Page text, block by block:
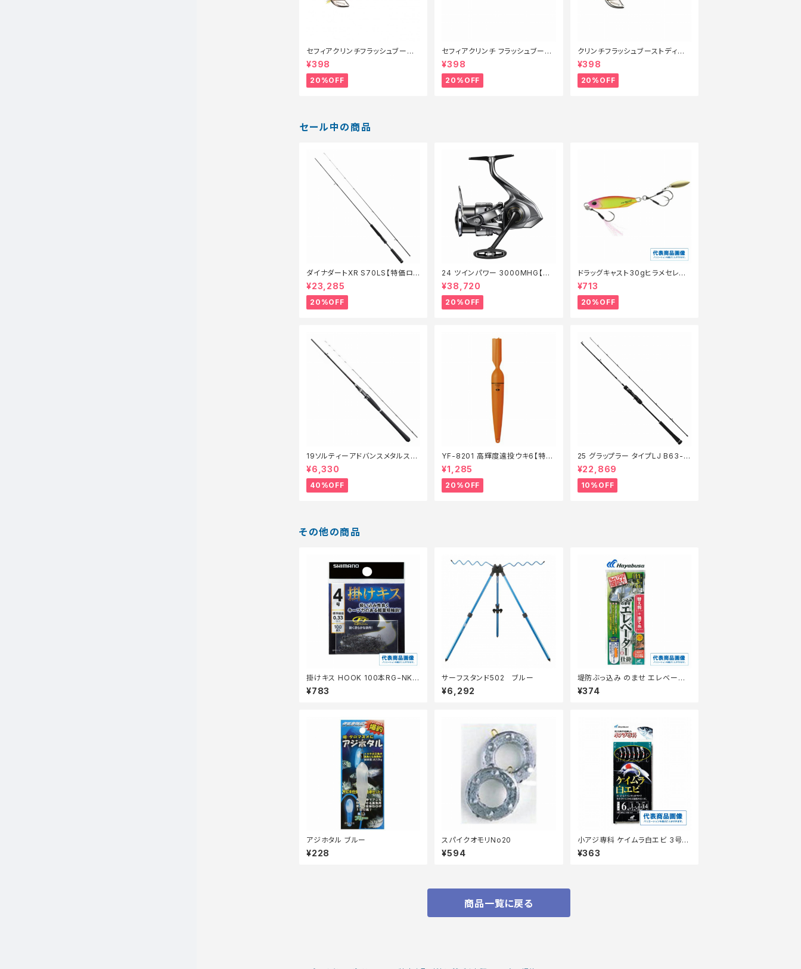
セフィアクリンチフラッシュブースト
3.5号 QE−X35U Fキンアジ 005
【特価ルアー】【20】
¥398
20%OFF
セフィアクリンチ フラッシュブース
ト 3号 QE-X30T 014【特価ルア
ー】【20】
¥398
20%OFF
クリンチフラッシュブーストディー
プ3.5号 QE−D35V ブルーエビK
0【特価ルアー】【20】
¥398
20%OFF
セール中の商品
ダイナダートXR S70LS【特価ロッ
ド】【20】
¥23,285
20%OFF
24 ツインパワー 3000MHG【特
価リール】【20】
¥38,720
20%OFF
ドラッグキャスト30gヒラメセレク
ション【特価ルアー】【20】
¥713
20%OFF
19ソルティーアドバンスメタルスッ
テ B66MLS【特価竿】【40】
¥6,330
40%OFF
YF-8201 高輝度遠投ウキ6【特価
仕掛】【20】
¥1,285
20%OFF
25 グラップラー タイプLJ B63-3
【継続セール_ロッド】【10】
¥22,869
10%OFF
その他の商品
掛けキス HOOK 100本RG−NK1
N【継続セール_仕掛】
¥783
サーフスタンド502 ブルー
¥6,292
堤防ぶっ込み のませ エレベータ
ー仕掛 HD301ー12ー6
¥374
アジホタル ブルー
¥228
スパイクオモリNo20
¥594
小アジ専科 ケイムラ白エビ 3号 H
S202 【継続セール_仕掛】
¥363
商品一覧に戻る